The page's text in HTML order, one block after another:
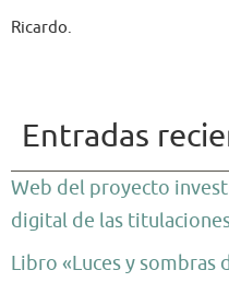
Ricardo.
Entradas
Web del proyecto
digital de las
Libro «Luces y sombras